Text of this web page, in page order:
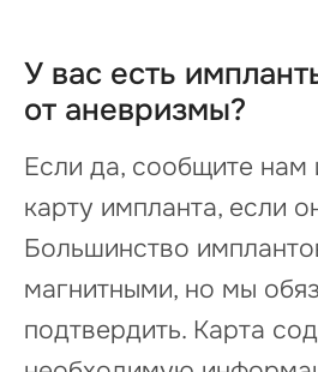
У вас есть
от аневризмы?
Если да, сообщите нам
карту импланта, если
Большинство
магнитными, но мы
подтвердить. Карта